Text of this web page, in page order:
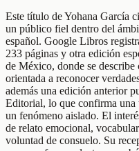
Este título de Yohana García
un público fiel dentro del
español. Google Libros
233 páginas y otra edición
de México, donde se
orientada a reconocer
además una edición anterior
Editorial, lo que confirma una
un fenómeno aislado. El
de relato emocional,
voluntad de consuelo. Su